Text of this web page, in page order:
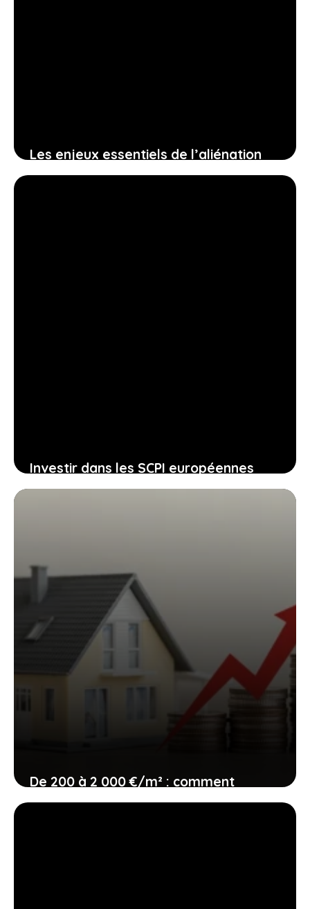
Les enjeux essentiels de l’aliénation
d’un bien pour protéger vos droits et
Investir dans les SCPI européennes
pour alléger la fiscalité et dynamiser
De 200 à 2 000 €/m² : comment
chiffrer sa rénovation sans se tromper